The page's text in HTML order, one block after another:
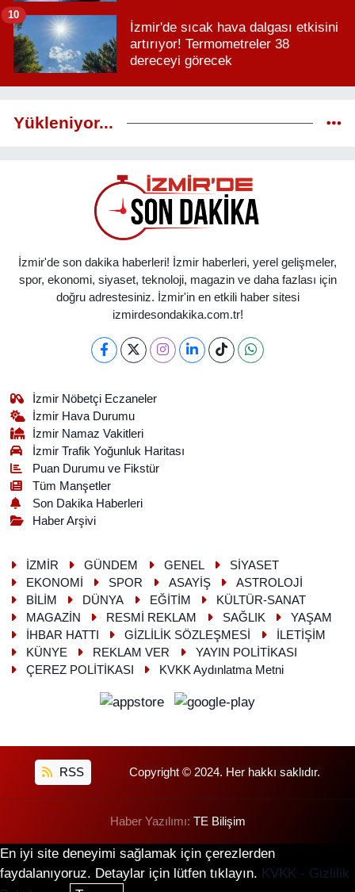
İzmir'de sıcak hava dalgası etkisini
artırıyor! Termometreler 38
dereceyi görecek
10
Yükleniyor...
İzmir'de son dakika haberleri! İzmir haberleri, yerel gelişmeler,
spor, ekonomi, siyaset, teknoloji, magazin ve daha fazlası için
doğru adrestesiniz. İzmir'in en etkili haber sitesi
izmirdesondakika.com.tr!
İzmir Nöbetçi Eczaneler
İzmir Hava Durumu
İzmir Namaz Vakitleri
İzmir Trafik Yoğunluk Haritası
Puan Durumu ve Fikstür
Tüm Manşetler
Son Dakika Haberleri
Haber Arşivi
İZMİR GÜNDEM GENEL
SİYASET
EKONOMİ
SPOR ASAYİŞ
ASTROLOJİ
BİLİM
DÜNYA EĞİTİM
KÜLTÜR-SANAT
MAGAZİN
RESMİ REKLAM SAĞLIK
YAŞAM
İHBAR HATTI
GİZLİLİK SÖZLEŞMESİ
İLETİŞİM
KÜNYE
REKLAM VER
YAYIN POLİTİKASI
ÇEREZ POLİTİKASI
KVKK Aydınlatma Metni
RSS Copyright © 2024. Her hakkı saklıdır.
Haber Yazılımı: TE Bilişim
En iyi site deneyimi sağlamak için çerezlerden
faydalanıyoruz. Detaylar için lütfen tıklayın. KVKK - Gizlilik